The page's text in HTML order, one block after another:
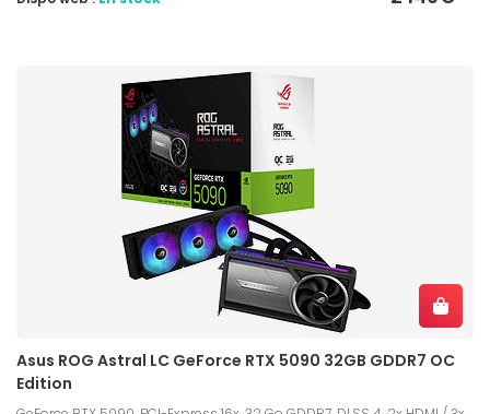
Asus ROG Astral LC GeForce RTX 5090 32GB GDDR7 OC
Edition